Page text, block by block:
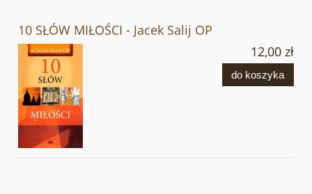
10 SŁÓW MIŁOŚCI - Jacek Salij OP
12,00 zł
do koszyka